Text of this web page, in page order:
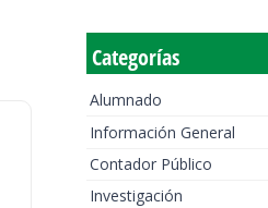
Categorías
Alumnado
Información General
Contador Público
Investigación